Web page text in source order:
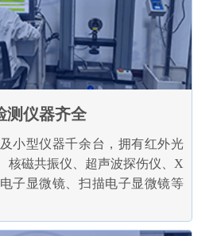
测仪器齐全
小型仪器千余台，拥有红外光
核磁共振仪、超声波探伤仪、X
子显微镜、扫描电子显微镜等